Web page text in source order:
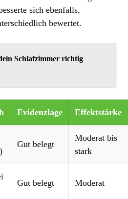
sich ebenfalls,
bewertet.
Schlafzimmer richtig
Evidenzlage Effektstärke
Gut belegt
Moderat bis
stark
Gut belegt Moderat